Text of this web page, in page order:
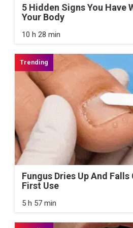
5 Hidden Signs You Have
Your Body
10 h 28 min
Fungus Dries Up And
First Use
5 h 57 min